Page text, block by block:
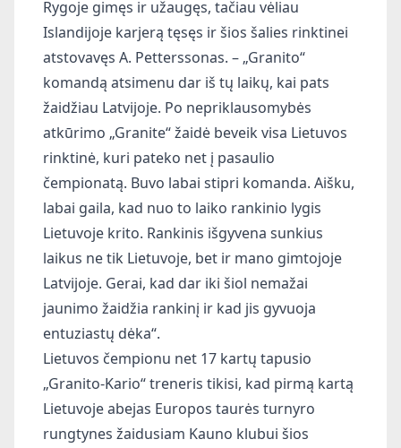
Rygoje gimęs ir užaugęs, tačiau vėliau
Islandijoje karjerą tęsęs ir šios šalies rinktinei
atstovavęs A. Petterssonas. – „Granito“
komandą atsimenu dar iš tų laikų, kai pats
žaidžiau Latvijoje. Po nepriklausomybės
atkūrimo „Granite“ žaidė beveik visa Lietuvos
rinktinė, kuri pateko net į pasaulio
čempionatą. Buvo labai stipri komanda. Aišku,
labai gaila, kad nuo to laiko rankinio lygis
Lietuvoje krito. Rankinis išgyvena sunkius
laikus ne tik Lietuvoje, bet ir mano gimtojoje
Latvijoje. Gerai, kad dar iki šiol nemažai
jaunimo žaidžia rankinį ir kad jis gyvuoja
entuziastų dėka“.
Lietuvos čempionu net 17 kartų tapusio
„Granito-Kario“ treneris tikisi, kad pirmą kartą
Lietuvoje abejas Europos taurės turnyro
rungtynes žaidusiam Kauno klubui šios